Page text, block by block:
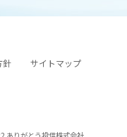
針 サイトマップ